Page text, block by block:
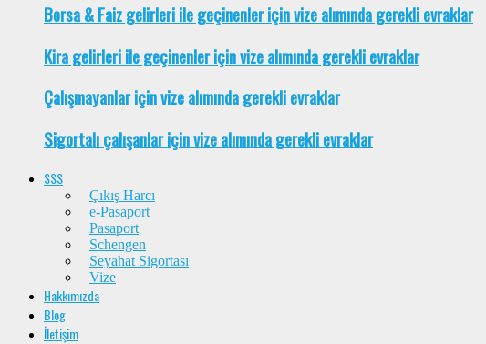
Borsa & Faiz gelirleri ile geçinenler için vize alımında gerekli evraklar
Kira gelirleri ile geçinenler için vize alımında gerekli evraklar
Çalışmayanlar için vize alımında gerekli evraklar
Sigortalı çalışanlar için vize alımında gerekli evraklar
SSS
Çıkış Harcı
e-Pasaport
Pasaport
Schengen
Seyahat Sigortası
Vize
Hakkımızda
Blog
İletişim